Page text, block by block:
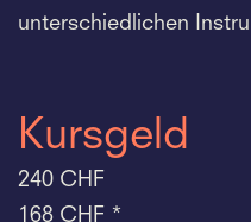
unterschiedlichen
Kursgeld
240 CHF
168 CHF *